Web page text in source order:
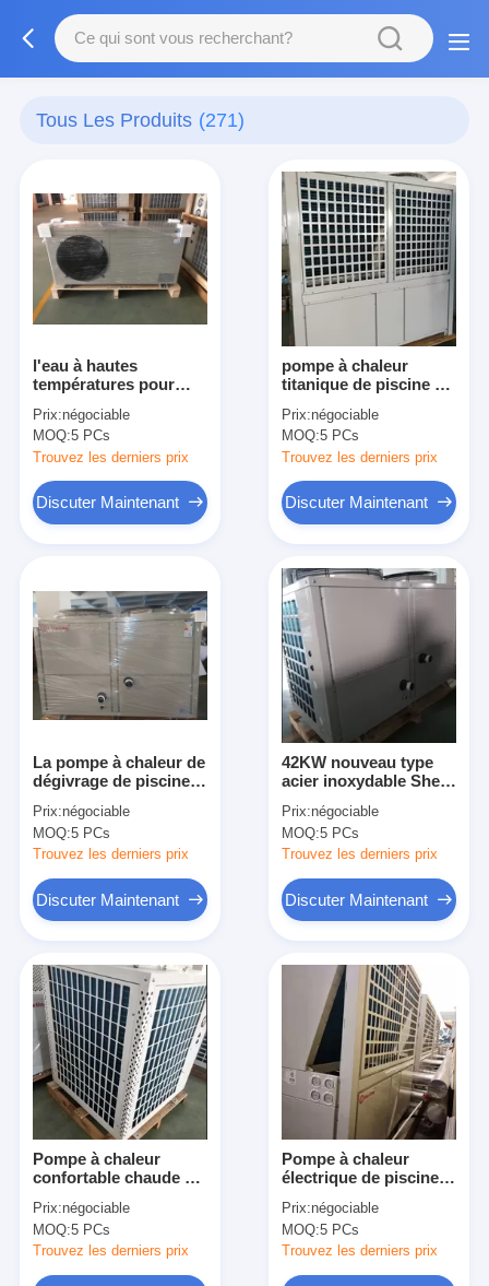
Tous Les Produits (271)
l'eau à hautes
températures pour
chaleur
Prix:négociable
MOQ:5 PCs
Trouvez les derniers prix
Discuter Maintenant
pompe à chaleur
titanique de piscine de
Automaticlly dégivrant
haut efficace
Prix:négociable
MOQ:5 PCs
Trouvez les derniers prix
Discuter Maintenant
La pompe à chaleur de
dégivrage de piscine
abaissent la capacité
de chauffage courante
du bruit 42kw
Prix:négociable
MOQ:5 PCs
Trouvez les derniers prix
Discuter Maintenant
42KW nouveau type
acier inoxydable Shell
d'eau de pompe/de
chaleur de piscine
Prix:négociable
MOQ:5 PCs
Trouvez les derniers prix
Discuter Maintenant
Pompe à chaleur
confortable chaude de
panneau de
commande de fil
d'affichage d'affichage
Prix:négociable
MOQ:5 PCs
Trouvez les derniers prix
Pompe à chaleur
électrique de piscine
d'Inground
Prix:négociable
MOQ:5 PCs
Trouvez les derniers prix